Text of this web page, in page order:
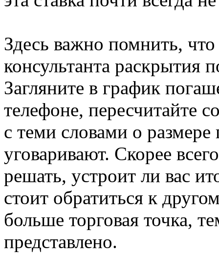
Здесь важно помнить,
консультанта раскрытия
Загляните в график
телефоне, пересчитайте
с теми словами о
уговаривают. Скорее
решать, устроит ли вас
стоит обратиться к
больше торговая точка,
представлено.